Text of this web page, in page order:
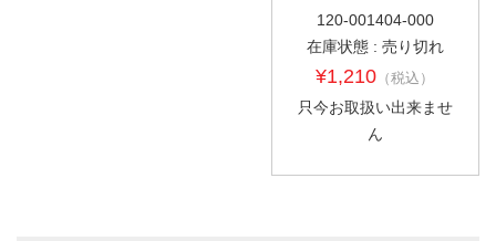
120-001404-000
在庫状態 : 売り切れ
¥1,210 （税込）
只今お取扱い出来ませ
ん